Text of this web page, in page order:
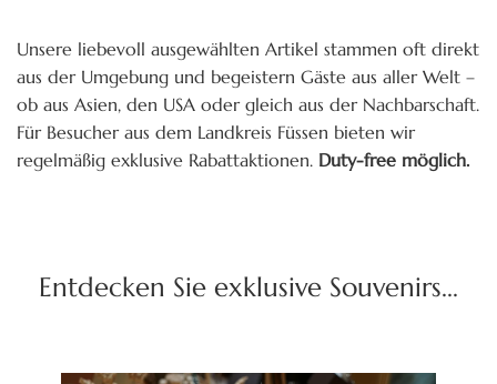
Unsere liebevoll ausgewählten Artikel stammen oft direkt
aus der Umgebung und begeistern Gäste aus aller Welt –
ob aus Asien, den USA oder gleich aus der Nachbarschaft.
Für Besucher aus dem Landkreis Füssen bieten wir
regelmäßig exklusive Rabattaktionen. Duty-free möglich.
Entdecken Sie exklusive Souvenirs...